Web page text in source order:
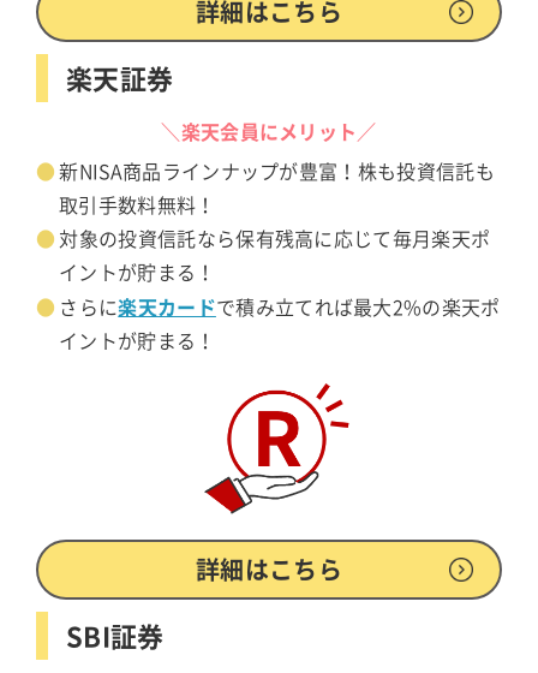
詳細はこちら
楽天証券
＼楽天会員にメリット／
新NISA商品ラインナップが豊富！株も投資信託も
取引手数料無料！
対象の投資信託なら保有残高に応じて毎月楽天ポ
イントが貯まる！
さらに楽天カードで積み立てれば最大2%の楽天ポ
イントが貯まる！
詳細はこちら
SBI証券